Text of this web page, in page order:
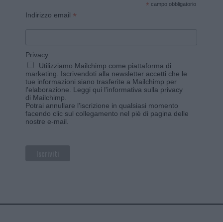
* campo obbligatorio
Indirizzo email *
Privacy
Utilizziamo Mailchimp come piattaforma di
marketing. Iscrivendoti alla newsletter accetti che le
tue informazioni siano trasferite a Mailchimp per
l'elaborazione. Leggi qui l'informativa sulla privacy
di Mailchimp
Potrai annullare l'iscrizione in qualsiasi momento
facendo clic sul collegamento nel piè di pagina delle
nostre e-mail.